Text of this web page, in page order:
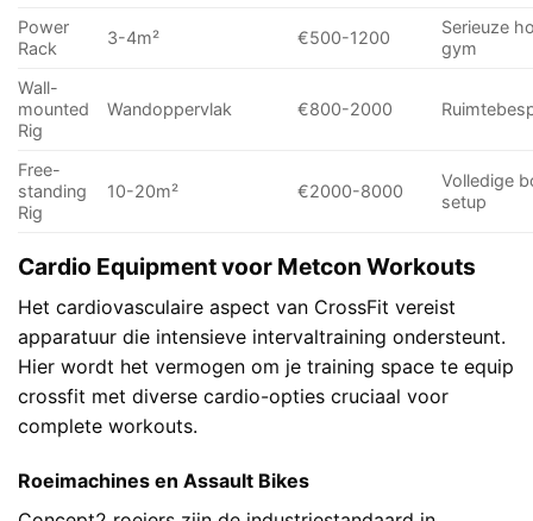
Power
Rack
3-4m² €500-1200
Serieuze
gym
Wall-
mounted
Rig
Wandoppervlak €800-2000
Free-
standing
Rig
10-20m² €2000-8000
Volledige
setup
Cardio Equipment voor Metcon Workouts
Het cardiovasculaire aspect van CrossFit vereist
apparatuur die intensieve intervaltraining ondersteunt.
Hier wordt het vermogen om je training space te equip
crossfit met diverse cardio-opties cruciaal voor
complete workouts.
Roeimachines en Assault Bikes